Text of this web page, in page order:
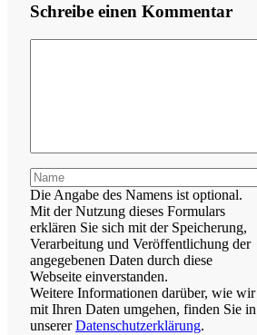
Schreibe einen Kommentar
Name
Die Angabe des Namens ist optional.
Mit der Nutzung dieses Formulars
erklären Sie sich mit der Speicherung,
Verarbeitung und Veröffentlichung der
angegebenen Daten durch diese
Webseite einverstanden.
Weitere Informationen darüber, wie wir
mit Ihren Daten umgehen, finden Sie in
unsererDatenschutzerklärung.